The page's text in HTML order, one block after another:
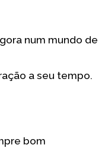
num mundo de
a seu tempo.
bom